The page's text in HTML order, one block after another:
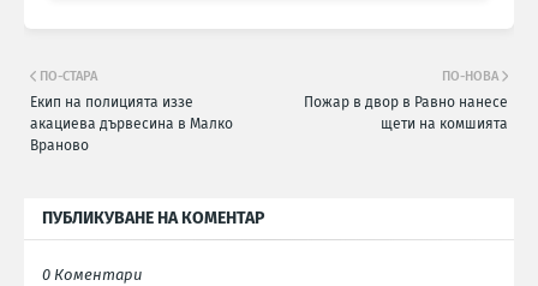
ПО-НОВА
Пожар в двор в Равно нанесе
щети на комшията
ПО-СТАРА
Екип на полицията иззе
акациева дървесина в Малко
Враново
ПУБЛИКУВАНЕ НА КОМЕНТАР
0 Коментари